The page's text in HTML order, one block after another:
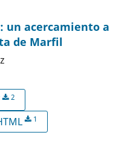
un acercamiento a
de Marfil
2
1